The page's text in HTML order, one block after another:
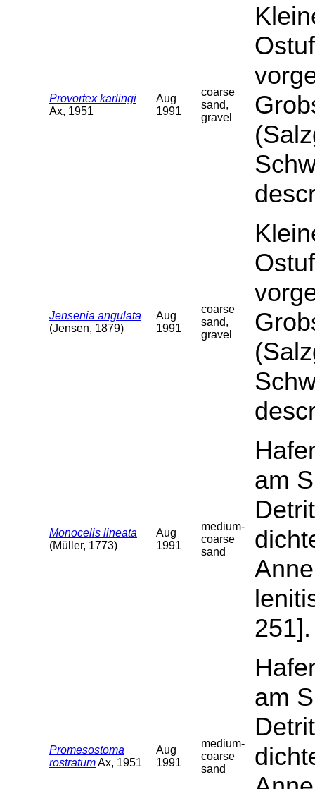
Provortex karlingi
Ax, 1951
Aug
1991
coarse
sand,
gravel
Jensenia angulata
(Jensen, 1879)
Aug
1991
coarse
sand,
gravel
Monocelis lineata
(Müller, 1773)
Aug
1991
medium-
coarse
sand
am
251].
Promesostoma
rostratumAx, 1951
Aug
1991
medium-
coarse
sand
am